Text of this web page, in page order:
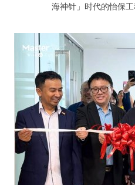
海神针」时代的怡保